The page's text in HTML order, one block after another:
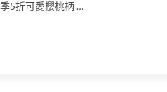
5折可愛櫻桃柄 …